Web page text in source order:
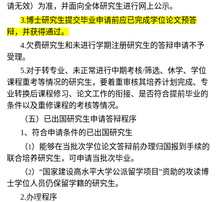
请无效）为准，并面向全体研究生进行网上公示。
3.博士研究生提交毕业申请前应已完成学位论文预答
辩，并获得通过。
4.欠费研究生和未进行学期注册研究生的答辩申请不予
受理。
5.对于转专业、未正常进行中期考核/筛选、休学、学位
课程重考等情况的研究生，要着重审核其培养计划完成、专
业转换后课程修习、论文工作的衔接、是否符合提前毕业的
条件以及重修课程的考核等情况。
（五）已出国研究生申请答辩程序
1、符合申请条件的已出国研究生
（1 ）能够在当批次学位论文答辩前办理归国报到手续的
联合培养研究生，可申请当批次毕业。
（2）“国家建设高水平大学公派留学项目”资助的攻读博
士学位人员仍保留学籍的研究生。
2.办理程序